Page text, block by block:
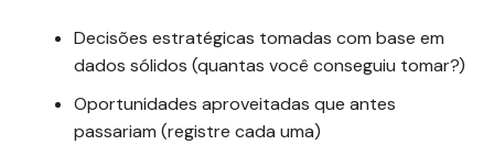
Decisões estratégicas tomadas com base em
dados sólidos (quantas você conseguiu tomar?)
Oportunidades aproveitadas que antes
passariam (registre cada uma)